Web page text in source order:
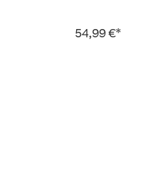
54,99 €*